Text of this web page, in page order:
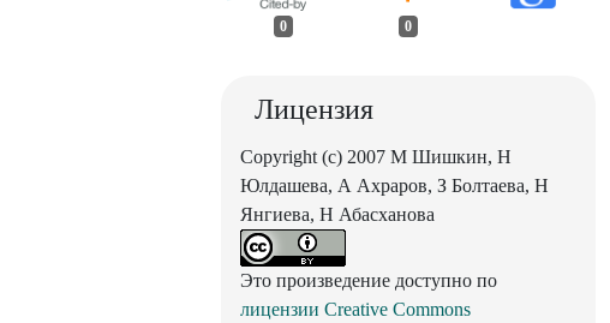
0 0
Лицензия
Copyright (c) 2007 М Шишкин, Н
Юлдашева, А Ахраров, З Болтаева, Н
Янгиева, Н Абасханова
Это произведение доступно по
лицензии Creative Commons